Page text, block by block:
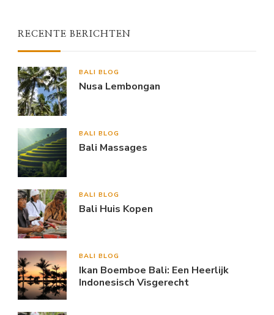
RECENTE BERICHTEN
BALI BLOG
Nusa Lembongan
BALI BLOG
Bali Massages
BALI BLOG
Bali Huis Kopen
BALI BLOG
Ikan Boemboe Bali: Een Heerlijk
Indonesisch Visgerecht